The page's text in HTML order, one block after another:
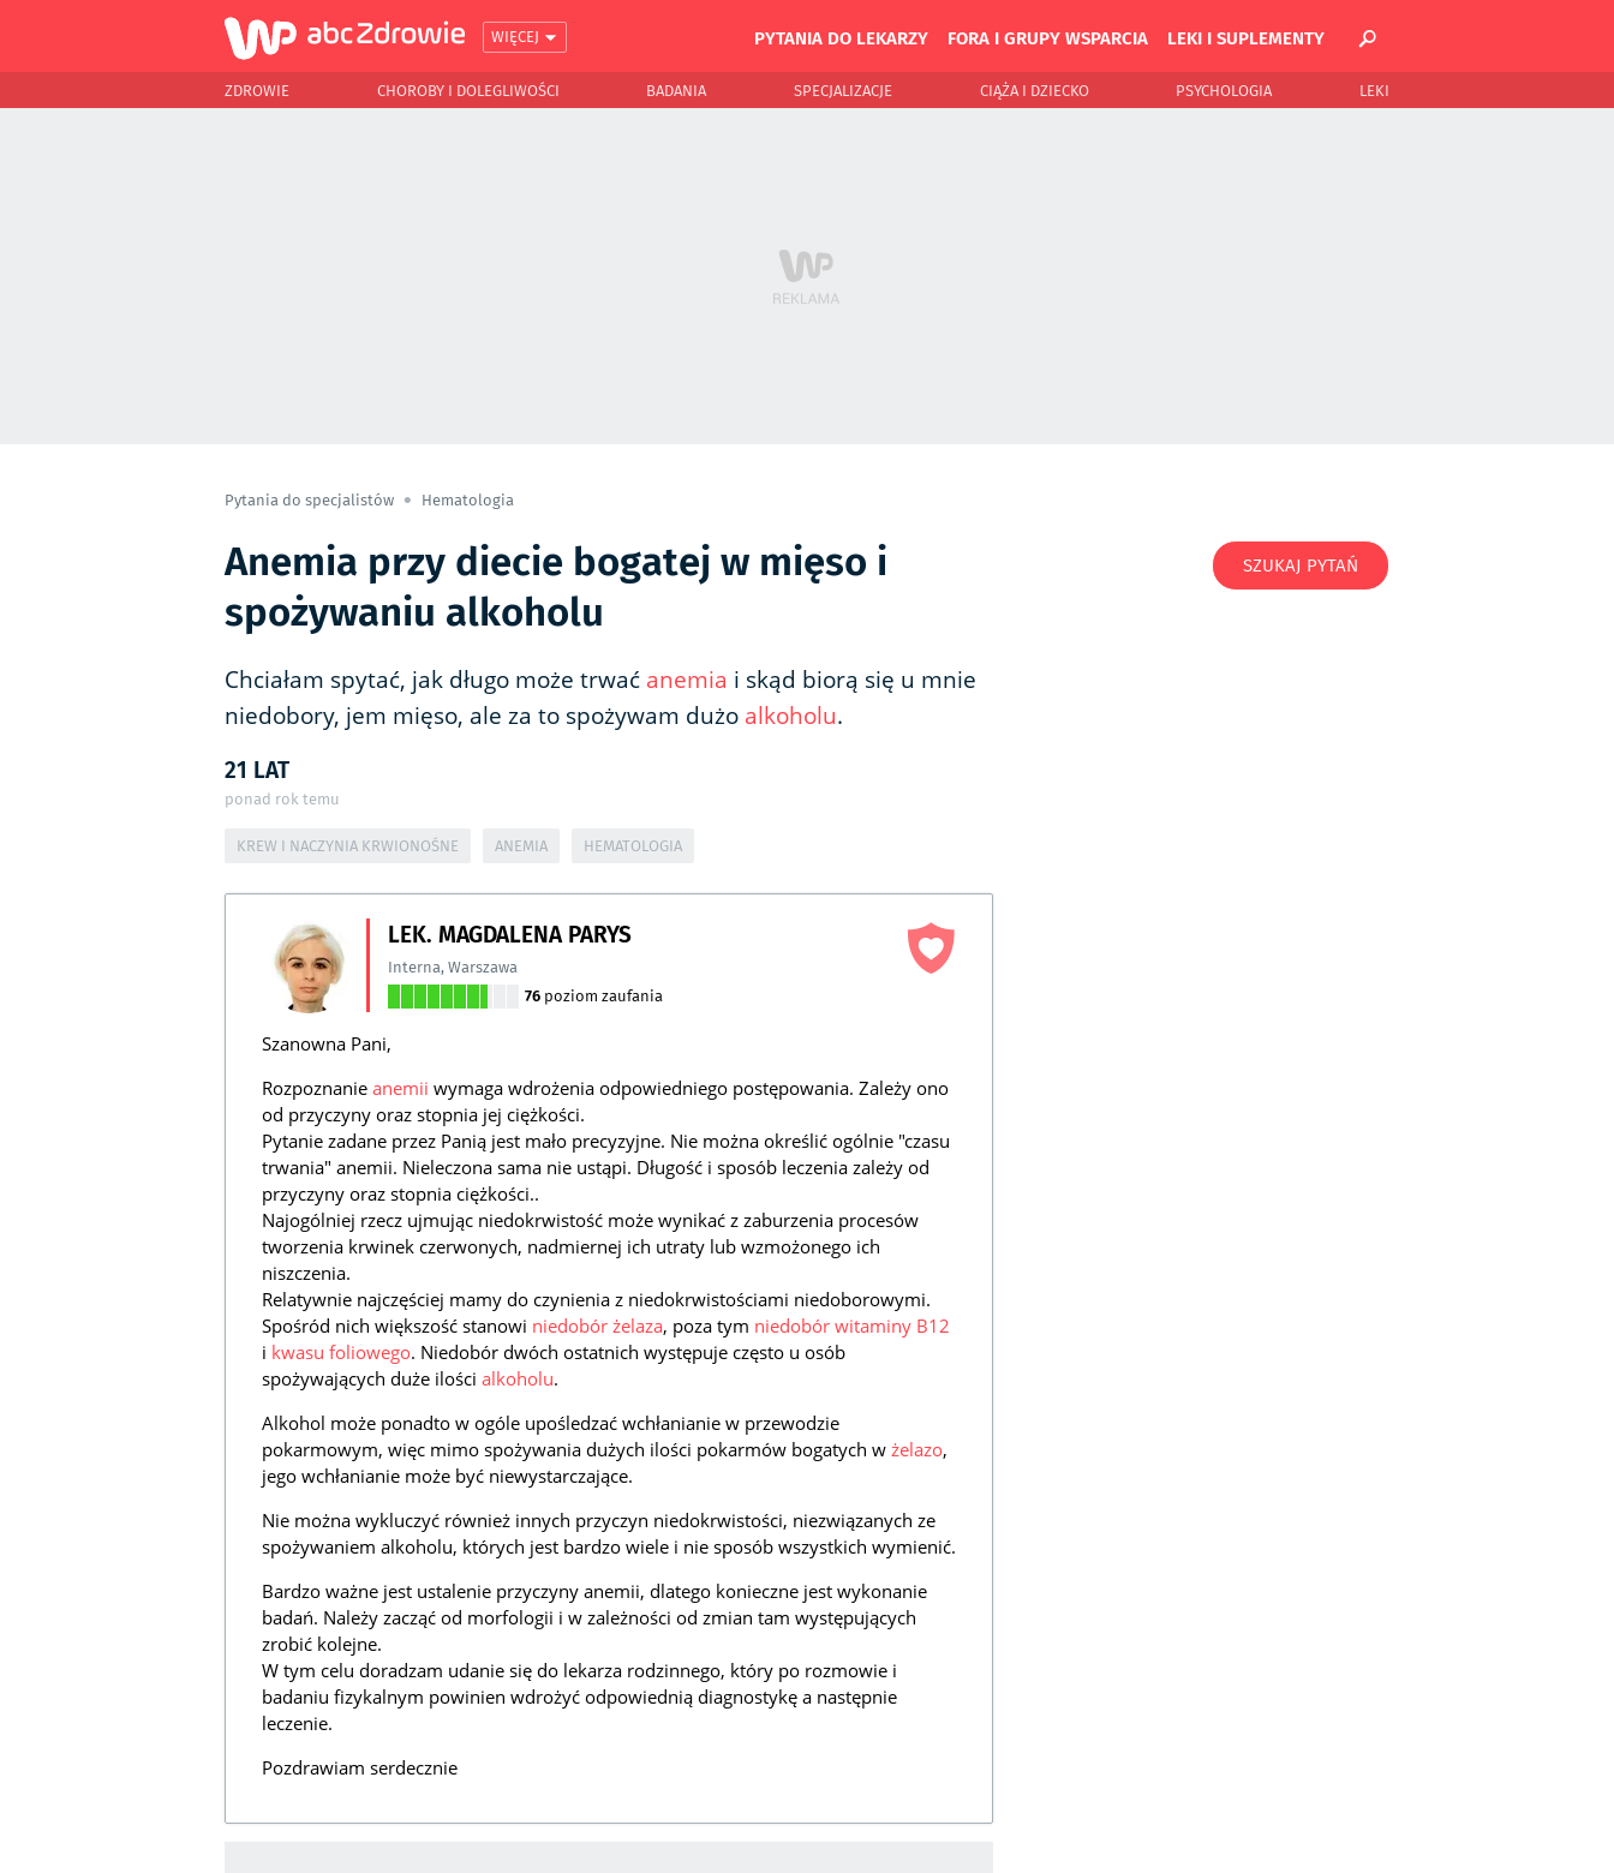
WIĘCEJ PYTANIA DO LEKARZY FORA I GRUPY WSPARCIA LEKI I SUPLEMENTY
ZDROWIE CHOROBY I DOLEGLIWOŚCI BADANIA SPECJALIZACJE CIĄŻA I DZIECKO PSYCHOLOGIA LEKI
Pytania do specjalistów Hematologia
Anemia przy diecie bogatej w mięso i
spożywaniu alkoholu
Chciałam spytać, jak długo może trwać anemia i skąd biorą się u mnie
niedobory, jem mięso, ale za to spożywam dużo alkoholu.
21 LAT
ponad rok temu
KREW I NACZYNIA KRWIONOŚNE ANEMIA HEMATOLOGIA
LEK. MAGDALENA PARYS
Interna,Warszawa
76 poziom zaufania
Szanowna Pani,
Rozpoznanie anemii wymaga wdrożenia odpowiedniego postępowania. Zależy ono
od przyczyny oraz stopnia jej ciężkości.
Pytanie zadane przez Panią jest mało precyzyjne. Nie można określić ogólnie "czasu
trwania" anemii. Nieleczona sama nie ustąpi. Długość i sposób leczenia zależy od
przyczyny oraz stopnia ciężkości..
Najogólniej rzecz ujmując niedokrwistość może wynikać z zaburzenia procesów
tworzenia krwinek czerwonych, nadmiernej ich utraty lub wzmożonego ich
niszczenia.
Relatywnie najczęściej mamy do czynienia z niedokrwistościami niedoborowymi.
Spośród nich większość stanowi niedobór żelaza, poza tym niedobór witaminy B12
i kwasu foliowego. Niedobór dwóch ostatnich występuje często u osób
spożywających duże ilości alkoholu.
Alkohol może ponadto w ogóle upośledzać wchłanianie w przewodzie
pokarmowym, więc mimo spożywania dużych ilości pokarmów bogatych w żelazo,
jego wchłanianie może być niewystarczające.
Nie można wykluczyć również innych przyczyn niedokrwistości, niezwiązanych ze
spożywaniem alkoholu, których jest bardzo wiele i nie sposób wszystkich wymienić.
Bardzo ważne jest ustalenie przyczyny anemii, dlatego konieczne jest wykonanie
badań. Należy zacząć od morfologii i w zależności od zmian tam występujących
zrobić kolejne.
W tym celu doradzam udanie się do lekarza rodzinnego, który po rozmowie i
badaniu fizykalnym powinien wdrożyć odpowiednią diagnostykę a następnie
leczenie.
Pozdrawiam serdecznie
SZUKAJ PYTAŃ